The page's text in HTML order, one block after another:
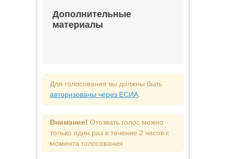
Дополнительные
материалы
Для голосования вы должны быть
авторизованы через ЕСИА
Внимание! Отозвать голос можно
только один раз в течение 2 часов с
момента голосования